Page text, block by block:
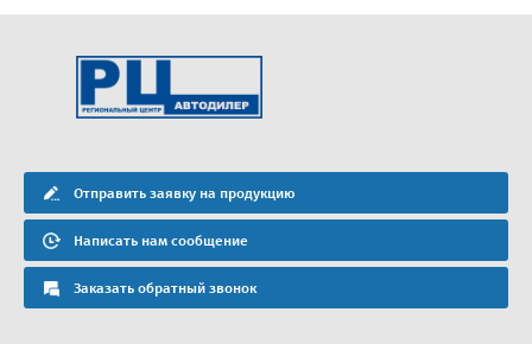
Отправить заявку на продукцию
Написать нам сообщение
Заказать обратный звонок